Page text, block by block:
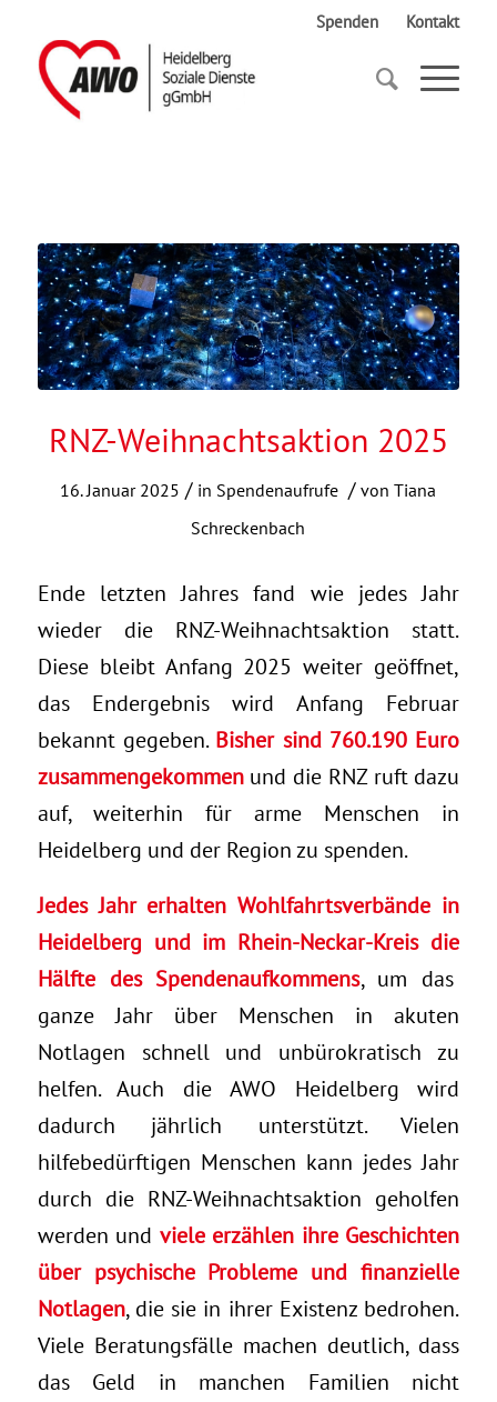
Spenden Kontakt
Startseite RNZ-Weihnachtsaktion 2025
RNZ-Weihnachtsaktion 2025
16. Januar 2025 / in Spendenaufrufe / vonTiana
Schreckenbach
Ende letzten Jahres fand wie jedes Jahr
wieder die RNZ-Weihnachtsaktion statt.
Diese bleibt Anfang 2025 weiter geöffnet,
das Endergebnis wird Anfang Februar
bekannt gegeben. Bisher sind 760.190 Euro
zusammengekommenund die RNZ ruft dazu
auf, weiterhin für arme Menschen in
Heidelberg und der Region zu spenden.
Jedes Jahr erhalten Wohlfahrtsverbände in
Heidelberg und im Rhein-Neckar-Kreis die
Hälfte des Spendenaufkommens, um das
ganze Jahr über Menschen in akuten
Notlagen schnell und unbürokratisch zu
helfen. Auch die AWO Heidelberg wird
dadurch jährlich unterstützt. Vielen
hilfebedürftigen Menschen kann jedes Jahr
durch die RNZ-Weihnachtsaktion geholfen
werden und viele erzählen ihre Geschichten
über psychische Probleme und finanzielle
Notlagen, die sie in ihrer Existenz bedrohen.
Viele Beratungsfälle machen deutlich, dass
das Geld in manchen Familien nicht